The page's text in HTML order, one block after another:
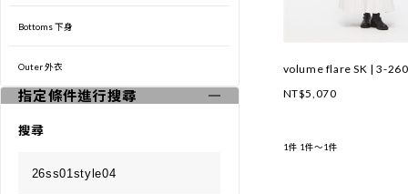
Outer 外衣
Winter 2025 Collection
└LOOK
└MOVIE
Bottoms 下身
Outer 外衣
指定條件進行搜尋
搜尋
volume flare SK | 3-
NT$5,070
1件 1件～1件